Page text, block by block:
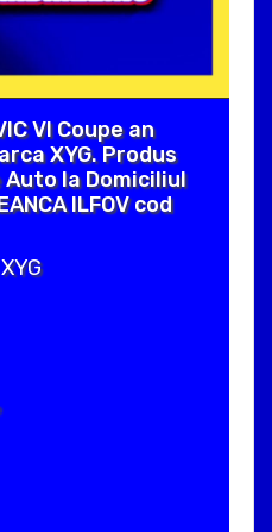
VI Coupe an
XYG. Produs
la Domiciliul
ILFOV cod